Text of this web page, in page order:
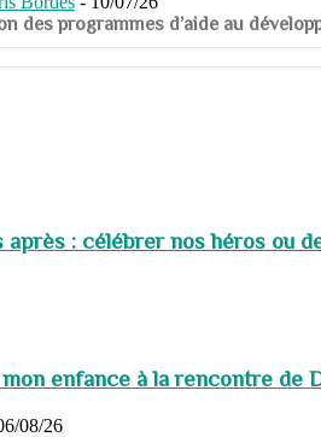
des programmes d’aide au
après : célébrer nos héros ou
enfance à la rencontre de
08/26